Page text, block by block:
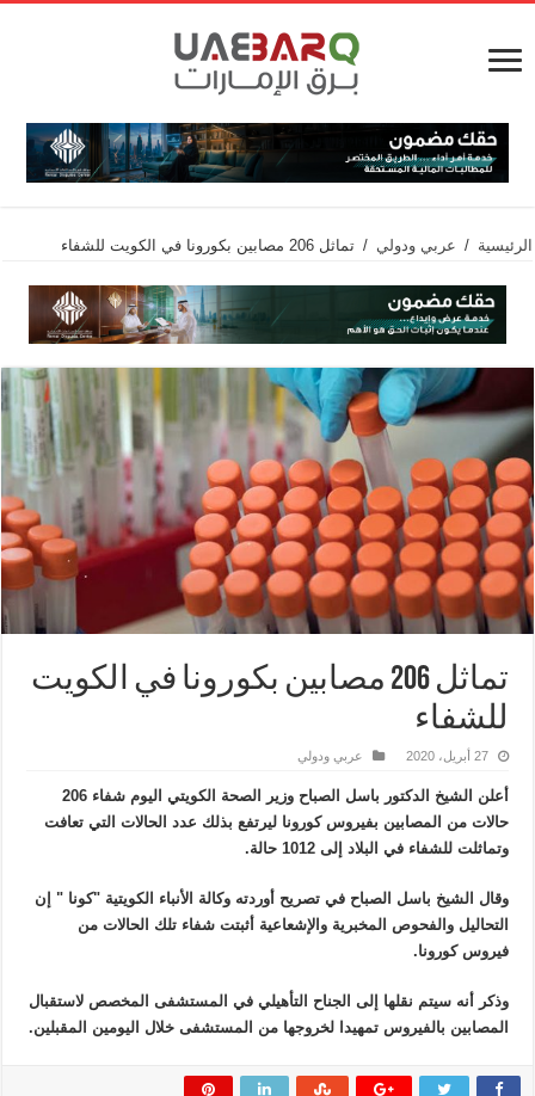
الرئيسية / عربي ودولي / تماثل 206 مصابين بكورونا في الكويت للشفاء
تماثل 206 مصابين بكورونا في الكويت
للشفاء
27 أبريل، 2020 عربي ودولي
أعلن الشيخ الدكتور باسل الصباح وزير الصحة الكويتي اليوم شفاء 206
حالات من المصابين بفيروس كورونا ليرتفع بذلك عدد الحالات التي تعافت
وتماثلت للشفاء في البلاد إلى 1012 حالة.
وقال الشيخ باسل الصباح في تصريح أوردته وكالة الأنباء الكويتية "كونا " إن
التحاليل والفحوص المخبرية والإشعاعية أثبتت شفاء تلك الحالات من
فيروس كورونا.
وذكر أنه سيتم نقلها إلى الجناح التأهيلي في المستشفى المخصص لاستقبال
المصابين بالفيروس تمهيدا لخروجها من المستشفى خلال اليومين المقبلين.